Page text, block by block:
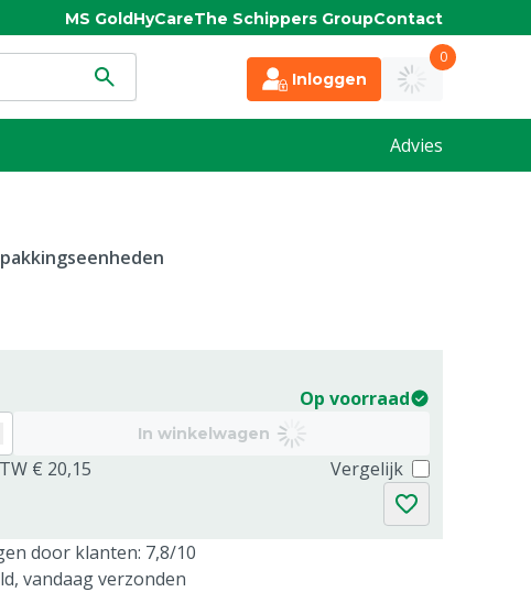
MS GoldHyCareThe Schippers GroupContact
Inloggen
0
Advies
Op voorraad
In winkelwagen
€ 20,15 Vergelijk
door klanten: 7,8/10
vandaag verzonden